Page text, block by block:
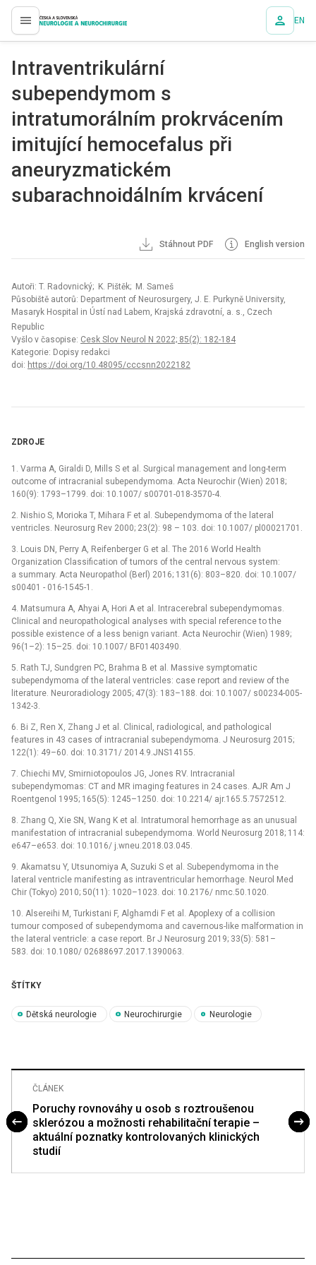
proLékaře.cz EN
Intraventrikulární
subependymom s
intratumorálním prokrvácením
imitující hemocefalus při
aneuryzmatickém
subarachnoidálním krvácení
Stáhnout PDF English version
Autoři: T. Radovnický; K. Pištěk; M. Sameš
Působiště autorů: Department of Neurosurgery, J. E. Purkyně University,
Masaryk Hospital in Ústí nad Labem, Krajská zdravotní, a. s., Czech
Republic
Vyšlo v časopise: Cesk Slov Neurol N 2022; 85(2): 182-184
Kategorie: Dopisy redakci
doi: https://doi.org/10.48095/cccsnn2022182
ZDROJE
1. Varma A, Giraldi D, Mills S et al. Surgical management and long-term
outcome of intracranial subependymoma. Acta Neurochir (Wien) 2018;
160(9): 1793–1799. doi: 10.1007/ s00701-018-3570-4.
2. Nishio S, Morioka T, Mihara F et al. Subependymoma of the lateral
ventricles. Neurosurg Rev 2000; 23(2): 98 –⁠ 103. doi: 10.1007/ pl00021701.
3. Louis DN, Perry A, Reifenberger G et al. The 2016 World Health
Organization Classification of tumors of the central nervous system:
a summary. Acta Neuropathol (Berl) 2016; 131(6): 803–820. doi: 10.1007/
s00401 -⁠ 016-1545-1.
4. Matsumura A, Ahyai A, Hori A et al. Intracerebral subependymomas.
Clinical and neuropathological analyses with special reference to the
possible existence of a less benign variant. Acta Neurochir (Wien) 1989;
96(1–2): 15–25. doi: 10.1007/ BF01403490.
5. Rath TJ, Sundgren PC, Brahma B et al. Massive symptomatic
subependymoma of the lateral ventricles: case report and review of the
literature. Neuroradiology 2005; 47(3): 183–188. doi: 10.1007/ s00234-005-
1342-3.
6. Bi Z, Ren X, Zhang J et al. Clinical, radiological, and pathological
features in 43 cases of intracranial subependymoma. J Neurosurg 2015;
122(1): 49–60. doi: 10.3171/ 2014.9.JNS14155.
7. Chiechi MV, Smirniotopoulos JG, Jones RV. Intracranial
subependymomas: CT and MR imaging features in 24 cases. AJR Am J
Roentgenol 1995; 165(5): 1245–1250. doi: 10.2214/ ajr.165.5.7572512.
8. Zhang Q, Xie SN, Wang K et al. Intratumoral hemorrhage as an unusual
manifestation of intracranial subependymoma. World Neurosurg 2018; 114:
e647–e653. doi: 10.1016/ j.wneu.2018.03.045.
9. Akamatsu Y, Utsunomiya A, Suzuki S et al. Subependymoma in the
lateral ventricle manifesting as intraventricular hemorrhage. Neurol Med
Chir (Tokyo) 2010; 50(11): 1020–1023. doi: 10.2176/ nmc.50.1020.
10. Alsereihi M, Turkistani F, Alghamdi F et al. Apoplexy of a collision
tumour composed of subependymoma and cavernous-like malformation in
the lateral ventricle: a case report. Br J Neurosurg 2019; 33(5): 581–
583. doi: 10.1080/ 02688697.2017.1390063.
ŠTÍTKY
Dětská neurologie Neurochirurgie Neurologie
ČLÁNEK
Poruchy rovnováhy u osob s roztroušenou
sklerózou a možnosti rehabilitační terapie –
aktuální poznatky kontrolovaných klinických
studií